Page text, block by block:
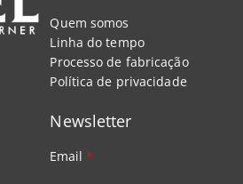
Quem somos
Linha do tempo
Processo de fabricação
Política de privacidade
Newsletter
Email*